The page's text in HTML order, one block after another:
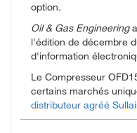
option.
Oil & Gas Engineeringa
l'édition de décembre
d'information
Le Compresseur
certains marchés
distributeur agréé